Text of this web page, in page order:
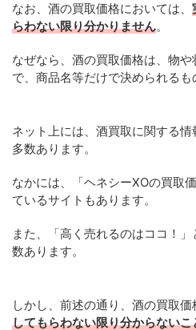
なお、酒の買取価格においては、
らわない限り分かりません。
なぜなら、酒の買取価格は、物
で、商品名等だけで決められるも
ネット上には、酒買取に関する
多数あります。
なかには、「ヘネシーXOの買取
ているサイトもあります。
また、「高く売れるのはココ！
数あります。
しかし、前述の通り、酒の買取価
してもらわない限り分からないこ